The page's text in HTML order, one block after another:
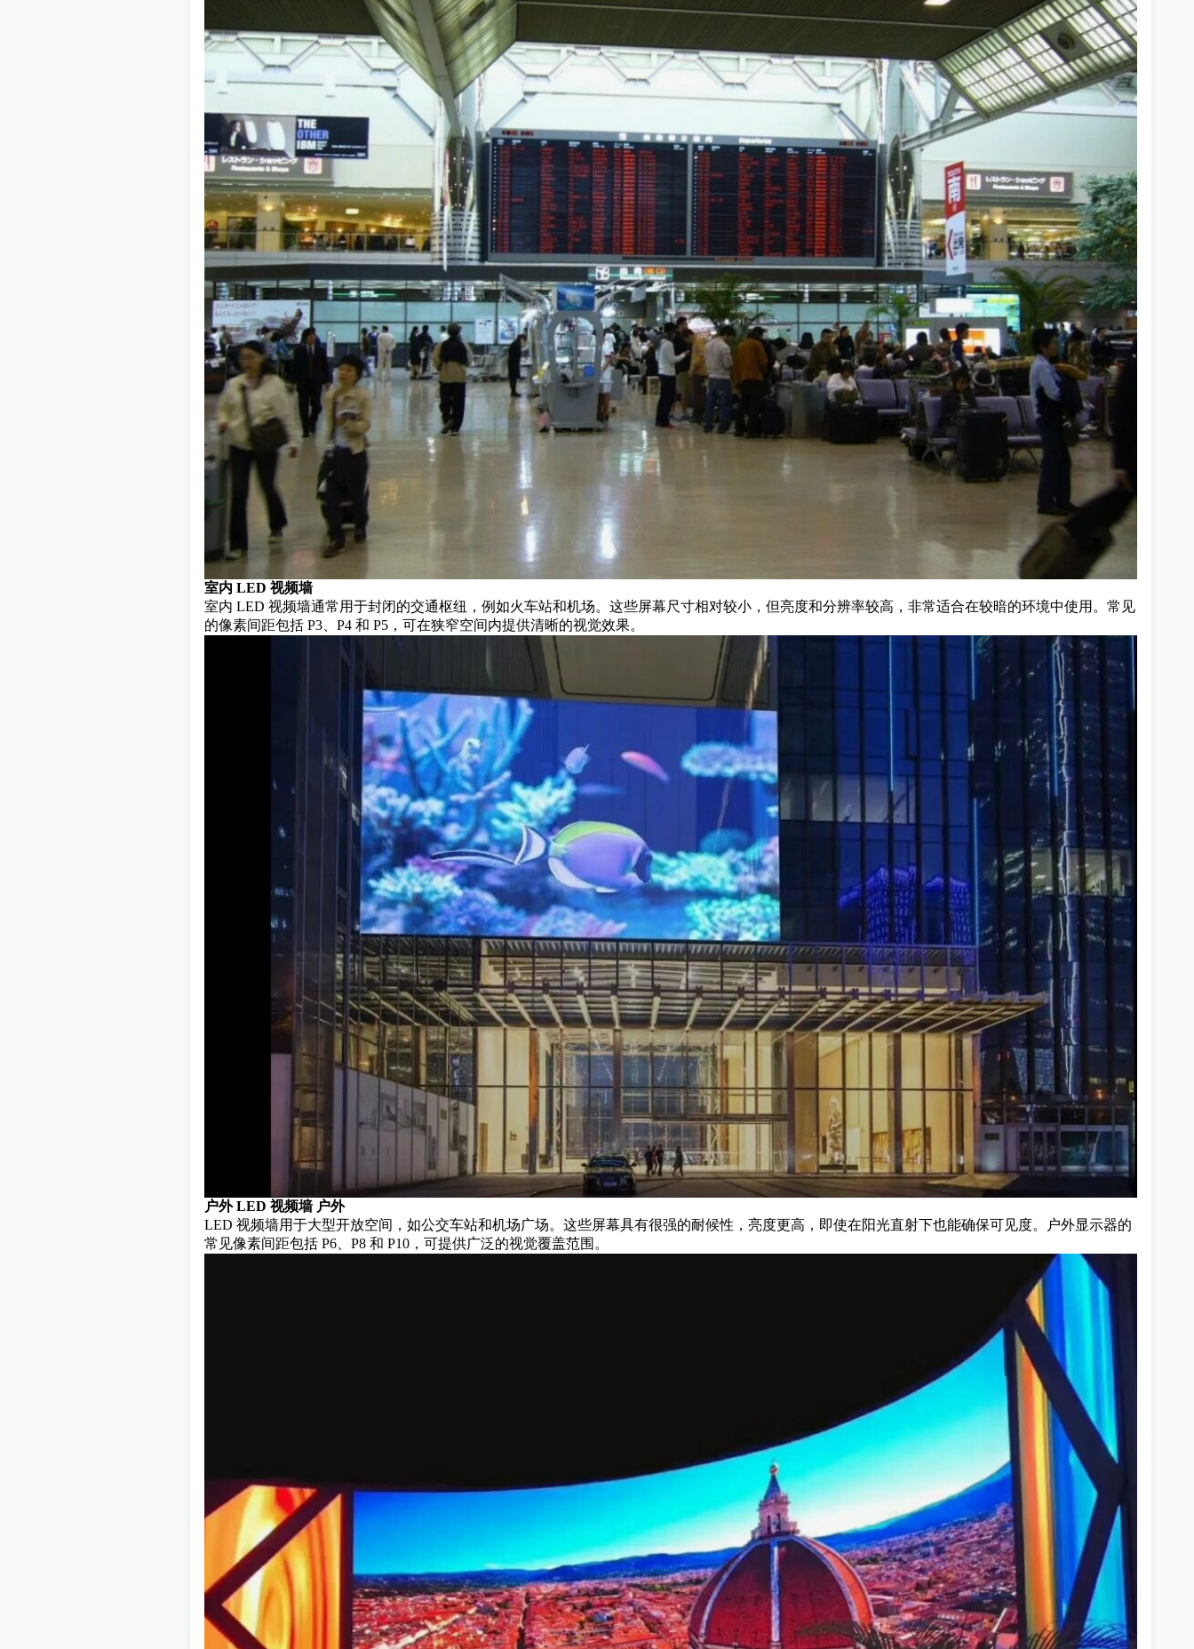
室内 LED 视频墙
室内 LED 视频墙通常用于封闭的交通枢纽，例如火车站和机场。这些屏幕尺寸相对较小，但亮度和分辨率较高，非常适合在较暗的环境中使用。常见
的像素间距包括 P3、P4 和 P5，可在狭窄空间内提供清晰的视觉效果。
户外 LED 视频墙 户外
LED 视频墙用于大型开放空间，如公交车站和机场广场。这些屏幕具有很强的耐候性，亮度更高，即使在阳光直射下也能确保可见度。户外显示器的
常见像素间距包括 P6、P8 和 P10，可提供广泛的视觉覆盖范围。